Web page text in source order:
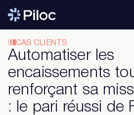
CAS CLIENTS
Automatiser les
encaissements
renforçant sa
: le pari réussi de